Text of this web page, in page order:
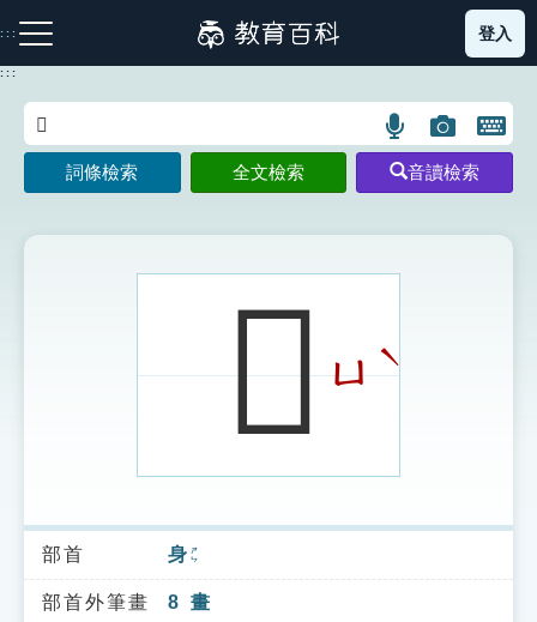
到
主
:::
注音索引圖示 筆畫索引圖示 部首索引表圖示
索引選單
知識索引
登入
:::
語
言
搜
示
圖
片
搜
開
鍵
圖
詞條檢索 全文檢索 音讀檢索
𨉗ㄩ ˋ
部首 身 ㄕㄣ
部首外筆畫 8 畫